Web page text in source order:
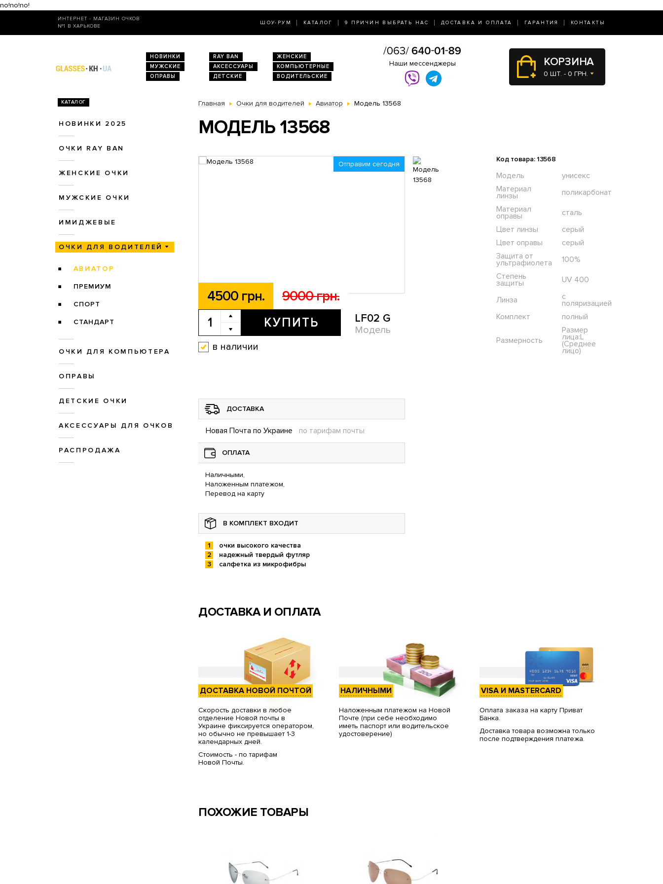
no!no!no!
ИНТЕРНЕТ - МАГАЗИН ОЧКОВ
№1 В ХАРЬКОВЕ
ШОУ-РУМ КАТАЛОГ 9 ПРИЧИН ВЫБРАТЬ НАС ДОСТАВКА И ОПЛАТА ГАРАНТИЯ КОНТАКТЫ
НОВИНКИ RAY BAN
ЖЕНСКИЕ
МУЖСКИЕ
АКСЕССУАРЫ
КОМПЬЮТЕРНЫЕ
ОПРАВЫ
ДЕТСКИЕ ВОДИТЕЛЬСКИЕ
Наши мессенджеры КОРЗИНА
0 ШТ. - 0 ГРН.
КАТАЛОГ
НОВИНКИ 2025
ОЧКИ RAY BAN
ЖЕНСКИЕ ОЧКИ
МУЖСКИЕ ОЧКИ
ИМИДЖЕВЫЕ
ОЧКИ ДЛЯ ВОДИТЕЛЕЙ
АВИАТОР
ПРЕМИУМ
СПОРТ
СТАНДАРТ
ОЧКИ ДЛЯ КОМПЬЮТЕРА
ОПРАВЫ
ДЕТСКИЕ ОЧКИ
АКСЕССУАРЫ ДЛЯ ОЧКОВ
РАСПРОДАЖА
Главная Очки для водителей Авиатор Модель 13568
МОДЕЛЬ 13568
Отправим сегодня
4500 грн. 9000 грн.
КУПИТЬ LF02 G
Модель
в наличии
Код товара: 13568
Модель
унисекс
Материал
линзы
поликарбонат
Материал
оправы
сталь
Цвет линзы
серый
Цвет оправы
серый
Защита от
ультрафиолета
100%
Степень
защиты UV 400
Линза с
поляризацией
Комплект
полный
Размерность
Размер
лица:L
(Среднее
лицо)
ДОСТАВКА
Новая Почта по Украине по тарифам почты
ОПЛАТА
Наличными,
Наложенным платежом,
Перевод на карту
В КОМПЛЕКТ ВХОДИТ
очки высокого качества
надежный твердый футляр
салфетка из микрофибры
ДОСТАВКА И ОПЛАТА
ДОСТАВКА НОВОЙ ПОЧТОЙ
Скорость доставки в любое
отделение Новой почты в
Украине фиксируется оператором,
но обычно не превышает 1-3
календарных дней.
Стоимость - по тарифам
Новой Почты.
НАЛИЧНЫМИ
Наложенным платежом на Новой
Почте (при себе необходимо
иметь паспорт или водительское
удостоверение)
VISA И MASTERCARD
Оплата заказа на карту Приват
Банка.
Доставка товара возможна только
после подтверждения платежа.
ПОХОЖИЕ ТОВАРЫ